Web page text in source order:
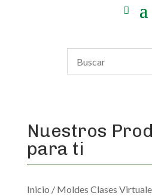
Nuestros
para ti
Inicio / Moldes Clases